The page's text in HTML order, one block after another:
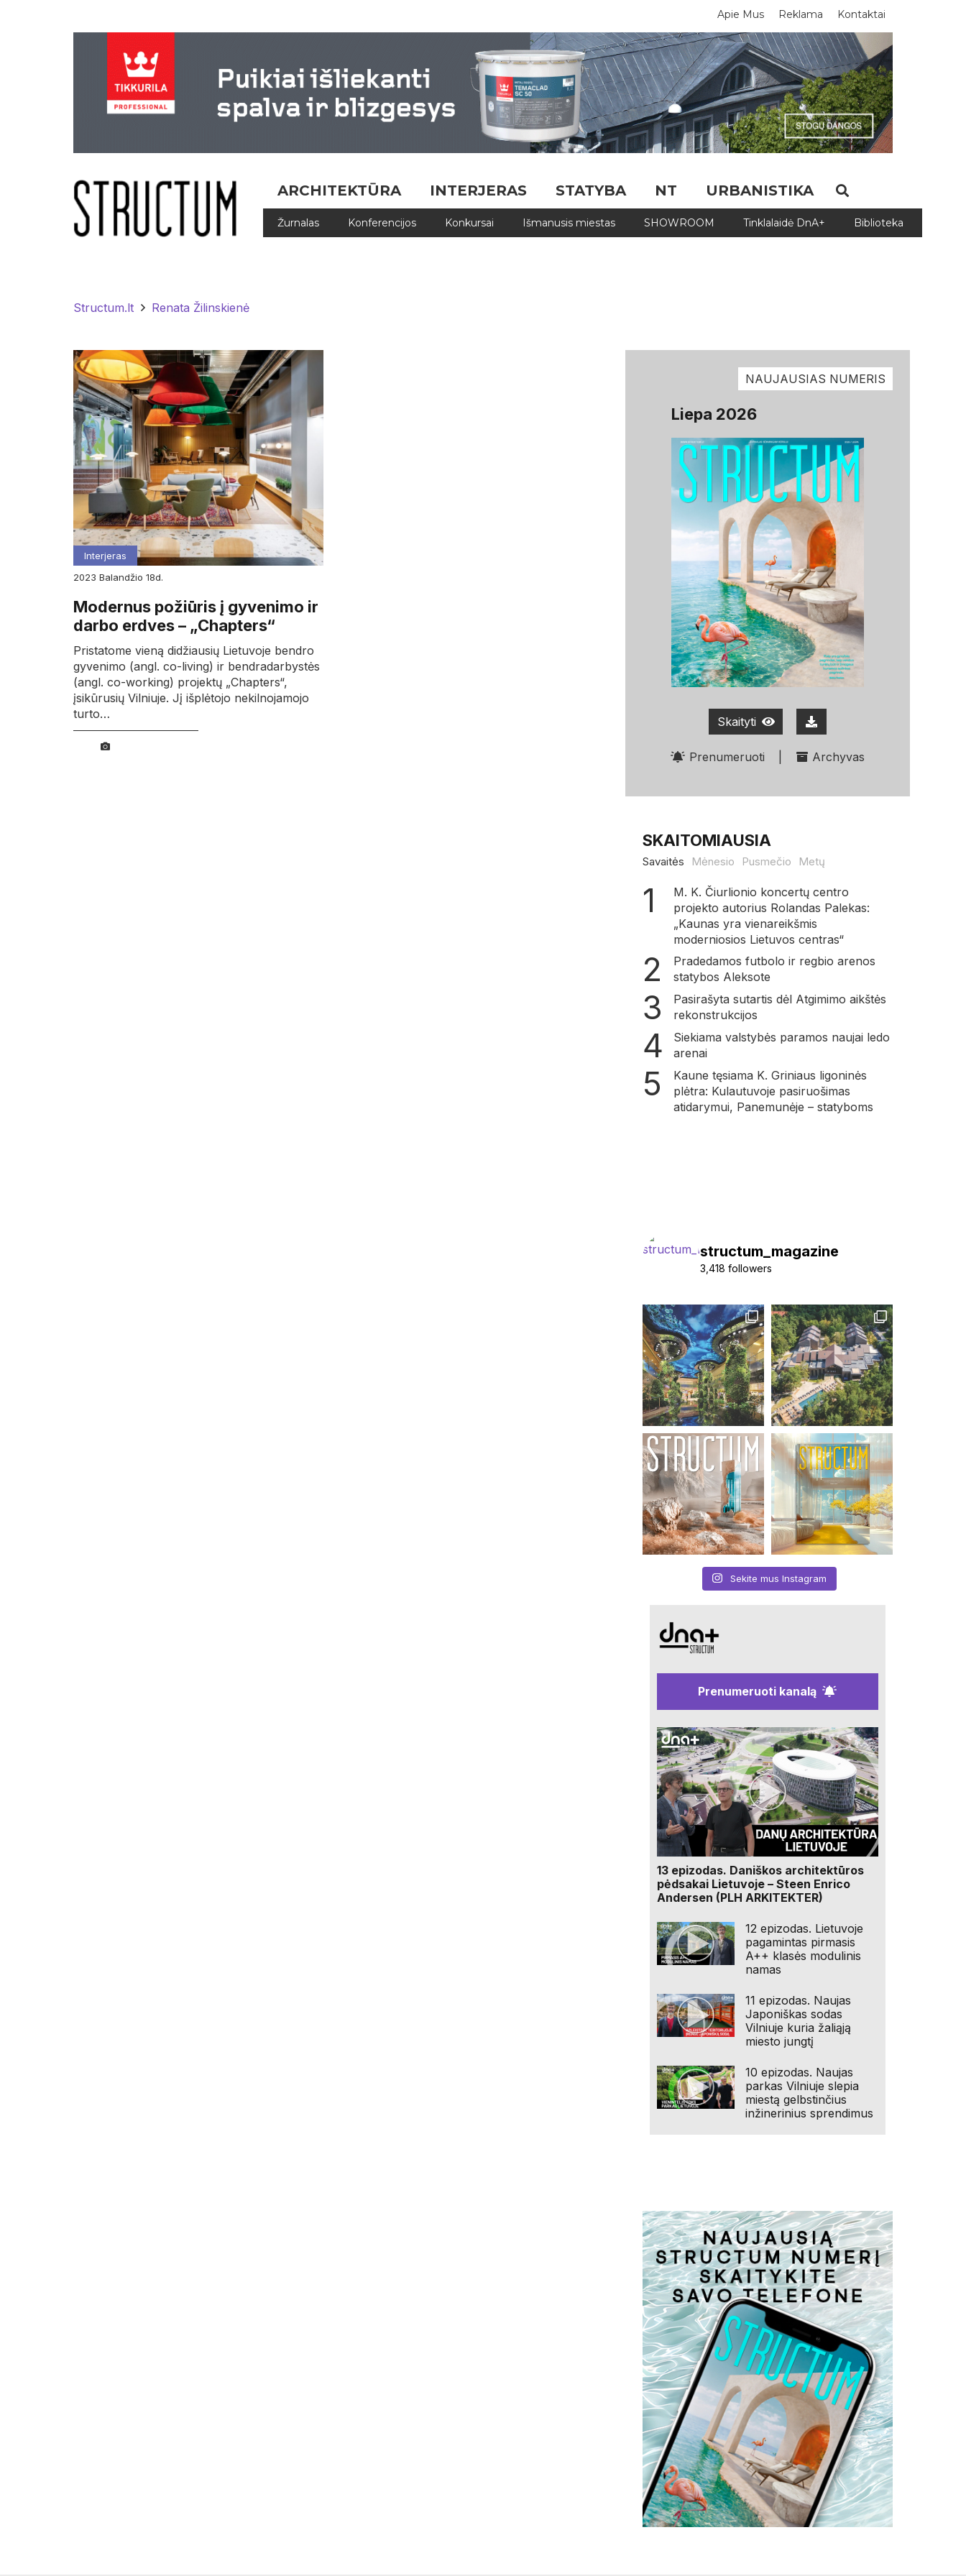
Apie Mus Reklama Kontaktai
ARCHITEKTŪRA INTERJERAS STATYBA NT URBANISTIKA
Žurnalas Konferencijos Konkursai Išmanusis miestas SHOWROOM Tinklalaidė DnA+ Biblioteka
Structum.lt Renata Žilinskienė
Interjeras
2023
balandžio 18d.
Modernus požiūris į gyvenimo ir
darbo erdves – „Chapters“
Pristatome vieną didžiausių Lietuvoje bendro
gyvenimo (angl. co-living) ir bendradarbystės
(angl. co-working) projektų „Chapters“,
įsikūrusių Vilniuje. Jį išplėtojo nekilnojamojo
turto…
NAUJAUSIAS NUMERIS
Liepa 2026
Skaityti
Prenumeruoti Archyvas
SKAITOMIAUSIA
Savaitės Mėnesio Pusmečio Metų
M. K. Čiurlionio koncertų centro
projekto autorius Rolandas Palekas:
„Kaunas yra vienareikšmis
moderniosios Lietuvos centras“
Pradedamos futbolo ir regbio arenos
statybos Aleksote
Pasirašyta sutartis dėl Atgimimo aikštės
rekonstrukcijos
Siekiama valstybės paramos naujai ledo
arenai
Kaune tęsiama K. Griniaus ligoninės
plėtra: Kulautuvoje pasiruošimas
atidarymui, Panemunėje – statyboms
structum_magazine
3,418 followers
Sekite mus Instagram
Prenumeruoti kanalą
13 epizodas. Daniškos architektūros
pėdsakai Lietuvoje – Steen Enrico
Andersen (PLH ARKITEKTER)
12 epizodas. Lietuvoje
pagamintas pirmasis
A++ klasės modulinis
namas
11 epizodas. Naujas
Japoniškas sodas
Vilniuje kuria žaliąją
miesto jungtį
10 epizodas. Naujas
parkas Vilniuje slepia
miestą gelbstinčius
inžinerinius sprendimus